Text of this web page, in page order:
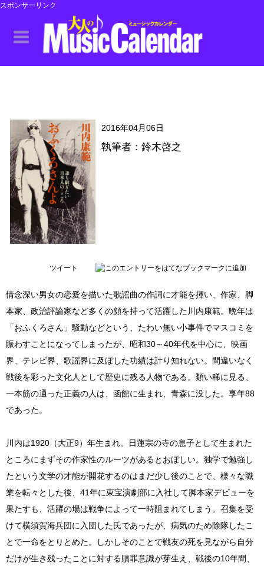
スポンサーリンク
2016年04月06日
執筆者：鈴木啓之
ツイート
情念深い男女の恋愛を描いた歌謡曲の作詞に才能を揮い、作家、脚
本家、政治評論家など多くの顔を持って活躍した川内康範。晩年は
「おふくろさん」騒動などという、たわい無い小事件でマスコミを
賑わすことになってしまったが、昭和30～40年代を中心に、映画
界、テレビ界、歌謡界に及ぼした功績は計り知れない。間違いなく
戦後を彩った文化人として歴史に残る人物である。類い稀に見る、
一本筋の通った正義の人は、函館に生まれ、青森に没した。享年88
であった。
川内は1920（大正9）年生まれ。日蓮宗の寺の息子として生まれた
ところにまずその作家性のルーツがあるとおぼしい。独学で勉強し
たという文学の才能が開花するのはまだ少し後のことで、様々な職
業を転々とした後、41年に東宝演劇部に入社して脚本家デビューを
果たすも、活躍の場は戦争によって一時阻まれてしまう。召集を受
けて横須賀海兵団に入団した氏であったが、病気のため除隊したこ
とで一命をとりとめた。しかしそのことで戦友の死を見ながら自分
だけが生き残ったことに対する贖罪意識が芽生え、戦後の10年間、